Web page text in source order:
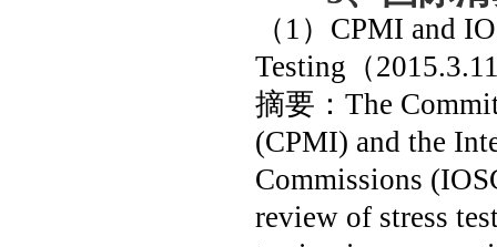
（ 1 ） CPMI and
Testing （
摘要： The
(CPMI) and the
Commissions
review of stress